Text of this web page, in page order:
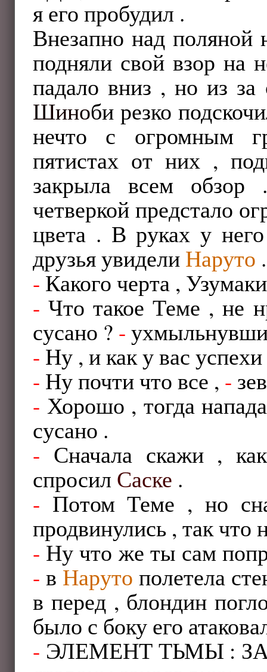
я его пробудил .
Внезапно над поляной
подняли свой взор на
падало вниз , но из за
Шиноби резко
нечто с огромным
пятистах от них ,
закрыла всем обзор
четверкой предстало
цвета . В руках у
друзья увиделиНаруто .
- Какого черта ,
- Что такое Теме , не
сусано ? -
- Ну , и как у вас
- Ну почти что все , -
- Хорошо , тогда
сусано .
- Сначала скажи ,
спросил Саске .
- Потом Теме , но
продвинулись , так что
- Ну что же ты сам
- в Наруто полетела
в перед , блондин
было с боку его
- ЭЛЕМЕНТ ТЬМЫ :